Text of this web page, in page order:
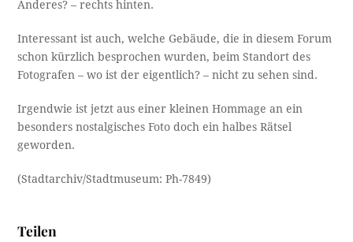
Anderes? – rechts hinten.
Interessant ist auch, welche Gebäude, die in diesem Forum
schon kürzlich besprochen wurden, beim Standort des
Fotografen – wo ist der eigentlich? – nicht zu sehen sind.
Irgendwie ist jetzt aus einer kleinen Hommage an ein
besonders nostalgisches Foto doch ein halbes Rätsel
geworden.
(Stadtarchiv/Stadtmuseum: Ph-7849)
Teilen